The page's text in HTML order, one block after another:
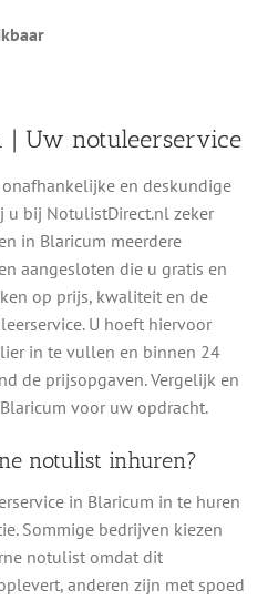
| Uw notuleerservice
en deskundige
u bij NotulistDirect.nl zeker
in Blaricum meerdere
aangesloten die u gratis en
op prijs, kwaliteit en de
U hoeft hiervoor
in te vullen en binnen 24
de prijsopgaven. Vergelijk en
voor uw opdracht.
notulist inhuren?
in Blaricum in te huren
Sommige bedrijven kiezen
notulist omdat dit
anderen zijn met spoed